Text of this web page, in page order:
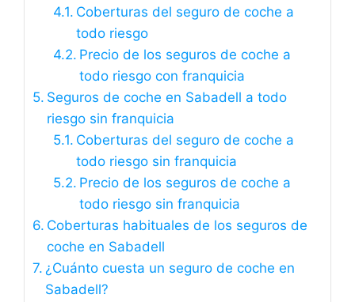
Coberturas del seguro de coche a
todo riesgo
Precio de los seguros de coche a
todo riesgo con franquicia
Seguros de coche en Sabadell a todo
riesgo sin franquicia
Coberturas del seguro de coche a
todo riesgo sin franquicia
Precio de los seguros de coche a
todo riesgo sin franquicia
Coberturas habituales de los seguros de
coche en Sabadell
¿Cuánto cuesta un seguro de coche en
Sabadell?